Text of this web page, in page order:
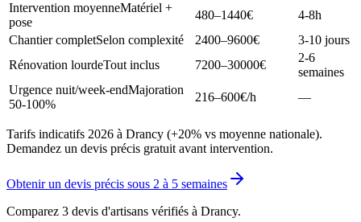
Intervention moyenneMatériel +
pose
480–1440€
4-8h
Chantier completSelon complexité 2400–9600€
3-10 jours
Rénovation lourdeTout inclus 7200–30000€
2-6
semaines
Urgence nuit/week-endMajoration
50-100%
216–600€/h —
Tarifs indicatifs 2026 à Drancy (+20% vs moyenne nationale).
Demandez un devis précis gratuit avant intervention.
Obtenir un devis précis sous 2 à 5 semaines
Comparez 3 devis d'artisans vérifiés à Drancy.